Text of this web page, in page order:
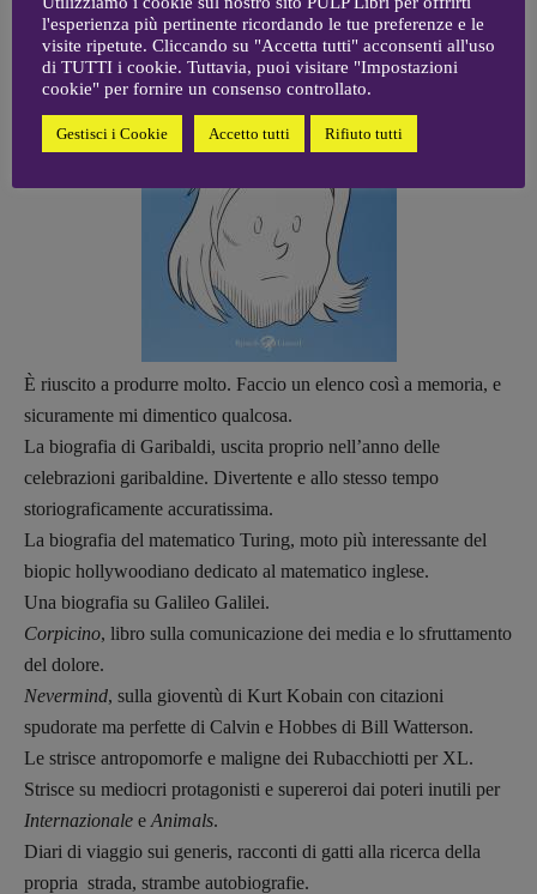
È riuscito a produrre molto. Faccio un elenco così a memoria, e
sicuramente mi dimentico qualcosa.
La biografia di Garibaldi, uscita proprio nell’anno delle
celebrazioni garibaldine. Divertente e allo stesso tempo
storiograficamente accuratissima.
La biografia del matematico Turing, moto più interessante del
biopic hollywoodiano dedicato al matematico inglese.
Una biografia su Galileo Galilei.
Corpicino, libro sulla comunicazione dei media e lo sfruttamento
del dolore.
Nevermind, sulla gioventù di Kurt Kobain con citazioni
spudorate ma perfette di Calvin e Hobbes di Bill Watterson.
Le strisce antropomorfe e maligne dei Rubacchiotti per XL.
Strisce su mediocri protagonisti e supereroi dai poteri inutili per
Internazionale e Animals.
Diari di viaggio sui generis, racconti di gatti alla ricerca della
propria strada, strambe autobiografie.
l'esperienza più pertinente ricordando le tue preferenze e le
visite ripetute. Cliccando su "Accetta tutti" acconsenti all'uso
di TUTTI i cookie. Tuttavia, puoi visitare "Impostazioni
cookie" per fornire un consenso controllato.
Gestisci i Cookie Accetto tutti Rifiuto tutti